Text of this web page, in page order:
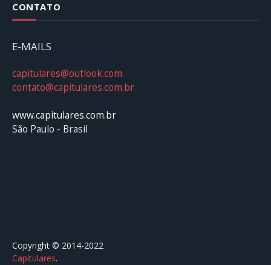
CONTATO
E-MAILS
capitulares@outlook.com
contato@capitulares.com.br
www.capitulares.com.br
São Paulo - Brasil
Copyright © 2014-2022
Capitulares.⠀⠀⠀⠀⠀⠀⠀⠀⠀⠀⠀⠀⠀⠀⠀⠀⠀⠀⠀⠀⠀⠀⠀⠀⠀⠀⠀